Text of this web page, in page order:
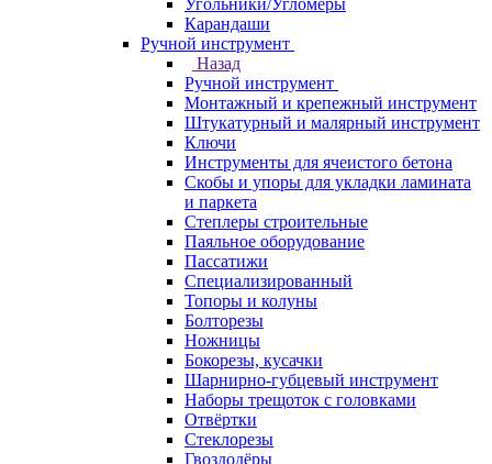
Угольники/Угломеры
Карандаши
Ручной инструмент
Назад
Ручной инструмент
Монтажный и крепежный инструмент
Штукатурный и малярный инструмент
Ключи
Инструменты для ячеистого бетона
Скобы и упоры для укладки ламината
и паркета
Степлеры строительные
Паяльное оборудование
Пассатижи
Специализированный
Топоры и колуны
Болторезы
Ножницы
Бокорезы, кусачки
Шарнирно-губцевый инструмент
Наборы трещоток с головками
Отвёртки
Стеклорезы
Гвоздодёры